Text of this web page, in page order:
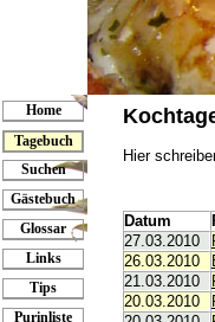
Home
Tagebuch
Suchen
Gästebuch
Glossar
Links
Tips
Purinliste
Hier
Datum
27.03.2010
26.03.2010
21.03.2010
20.03.2010